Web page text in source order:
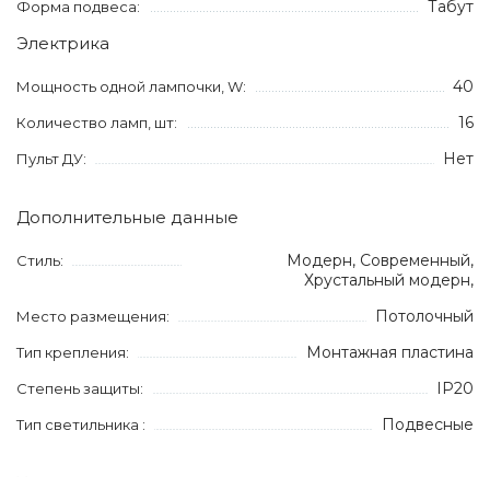
Форма подвеса: Табут
Электрика
Мощность одной лампочки, W: 40
Количество ламп, шт: 16
Пульт ДУ: Нет
Дополнительные данные
Стиль:
Модерн, Современный,
Хрустальный модерн,
Место размещения: Потолочный
Тип крепления: Монтажная пластина
Степень защиты: IP20
Тип светильника : Подвесные